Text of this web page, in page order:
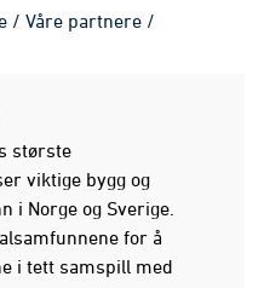
/ Våre partnere /
største
viktige bygg og
i Norge og Sverige.
for å
i tett samspill med